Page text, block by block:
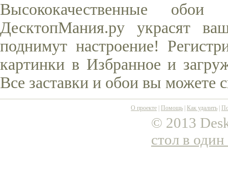
Высококачественные
ДесктопМания.ру украсят
поднимут настроение!
картинки в Избранное и
Все заставки и обои вы можете
О проекте Помощь Как удалить
© 2013
стол в